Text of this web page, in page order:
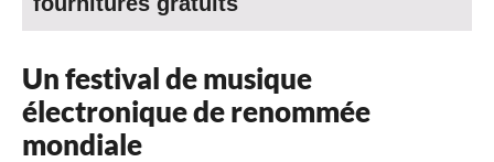
Un festival de musique
électronique de renommée
mondiale